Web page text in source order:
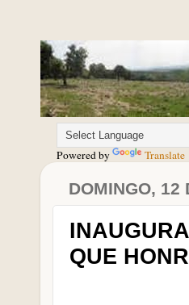
Powered by Translate
DOMINGO, 12
QUE